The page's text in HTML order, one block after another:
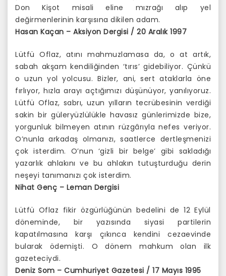
Don Kişot misali eline mızrağı alıp yel
değirmenlerinin karşısına dikilen adam.
Hasan Kaçan – Aksiyon Dergisi / 20 Aralık 1997
Lütfü Oflaz, atını mahmuzlamasa da, o at artık,
sabah akşam kendiliğinden ‘tırıs’ gidebiliyor. Çünkü
o uzun yol yolcusu. Bizler, ani, sert ataklarla öne
fırlıyor, hızla arayı açtığımızı düşünüyor, yanılıyoruz.
Lütfü Oflaz, sabrı, uzun yılların tecrübesinin verdiği
sakin bir güleryüzlülükle havasız günlerimizde bize,
yorgunluk bilmeyen atının rüzgârıyla nefes veriyor.
O’nunla arkadaş olmanızı, saatlerce dertleşmenizi
çok isterdim. O’nun ‘gizli bir belge’ gibi sakladığı
yazarlık ahlakını ve bu ahlakın tutuşturduğu derin
neşeyi tanımanızı çok isterdim.
Nihat Genç – Leman Dergisi
Lütfü Oflaz fikir özgürlüğünün bedelini de 12 Eylül
döneminde, bir yazısında siyasi partilerin
kapatılmasına karşı çıkınca kendini cezaevinde
bularak ödemişti. O dönem mahkum olan ilk
gazeteciydi.
Deniz Som – Cumhuriyet Gazetesi / 17 Mayıs 1995